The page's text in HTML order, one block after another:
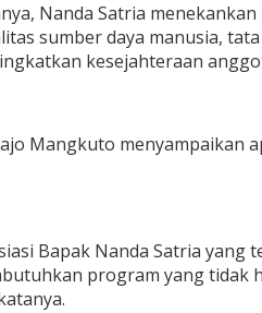
Nanda Satria
sumber daya manusia,
kesejahteraan
Mangkuto menyampaikan
Bapak Nanda Satria
program yang tidak